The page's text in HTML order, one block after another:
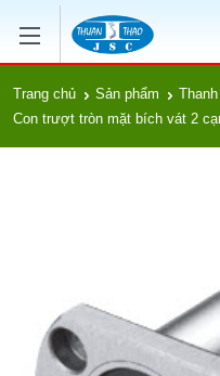
Trang chủ Sản phẩm
Con trượt tròn mặt bích vát 2